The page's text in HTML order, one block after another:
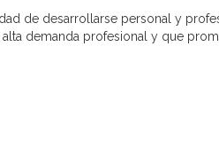
de desarrollarse personal y
demanda profesional y que